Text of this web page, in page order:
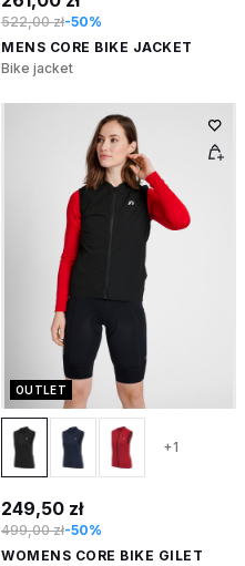
522,00 zł-50%
MENS CORE BIKE JACKET
Bike jacket
OUTLET
+1
249,50 zł
499,00 zł-50%
WOMENS CORE BIKE GILET